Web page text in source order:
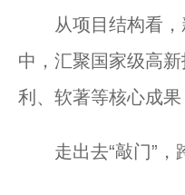
从项目结构看，
中，汇聚国家级高
利、软著等核心成
走出去“敲门”，跨